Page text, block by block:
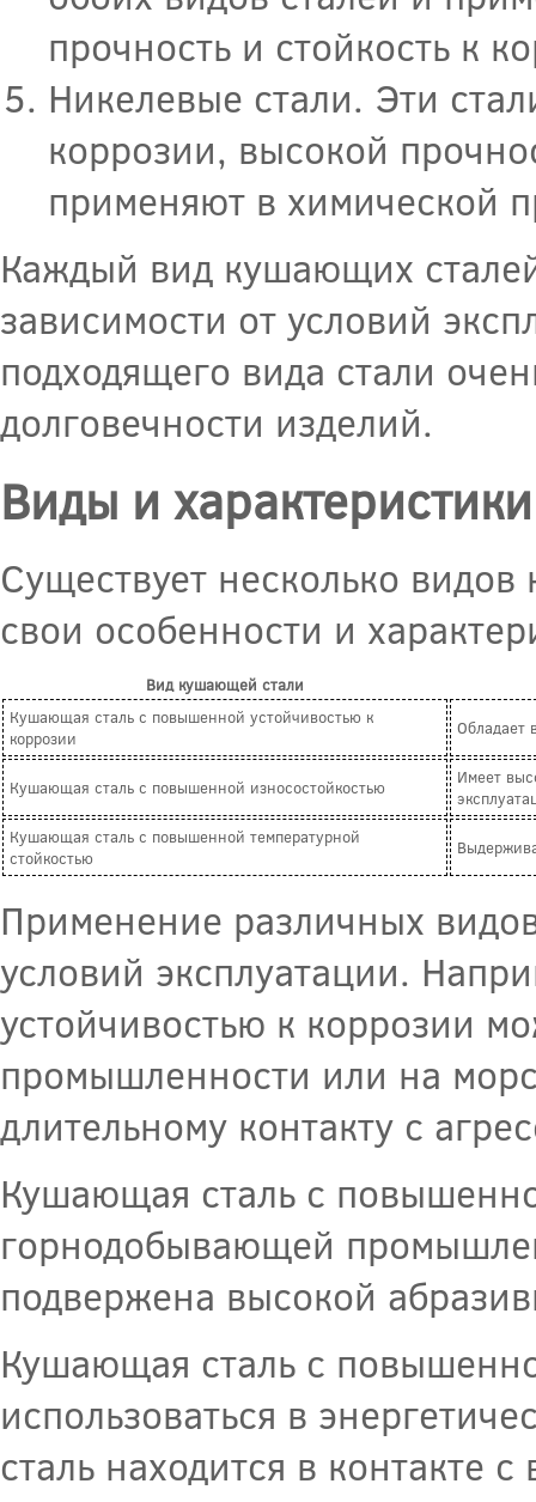
прочность и стойкость к
Никелевые стали. Эти
коррозии, высокой
применяют в химической
Каждый вид кушающих
зависимости от условий
подходящего вида стали
долговечности изделий.
Виды и
Существует несколько
свои особенности и
Вид кушающей стали
Кушающая сталь с повышенной устойчивостью к
коррозии
Обладает
Кушающая сталь с повышенной износостойкостью
Имеет
Кушающая сталь с повышенной температурной
стойкостью
Применение различных
условий эксплуатации.
устойчивостью к коррозии
промышленности или на
длительному контакту с
Кушающая сталь с
горнодобывающей
подвержена высокой
Кушающая сталь с
использоваться в
сталь находится в контакте